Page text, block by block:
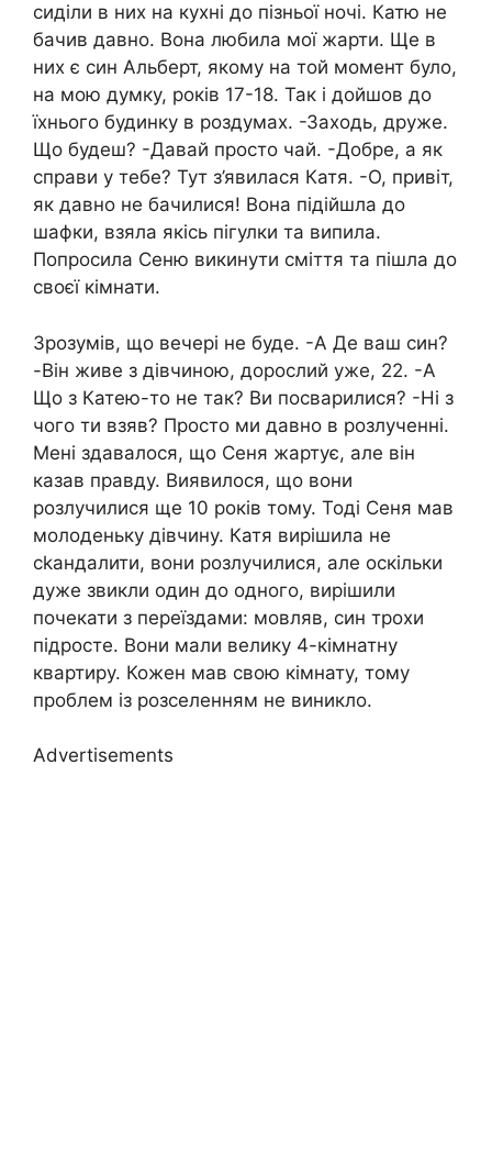
сиділи в них на кухні до пізньої ночі. Катю не
бачив давно. Вона любила мої жарти. Ще в
них є син Альберт, якому на той момент було,
на мою думку, років 17-18. Так і дойшов до
їхнього будинку в роздумах. -Заходь, друже.
Що будеш? -Давай просто чай. -Добре, а як
справи у тебе? Тут з’явилася Катя. -О, привіт,
як давно не бачилися! Вона підійшла до
шафки, взяла якісь пiгулки та випила.
Попросила Сеню викинути смiття та пішла до
своєї кімнати.
Зрозумів, що вечері не буде. -А Де ваш син?
-Він живе з дівчиною, дорослий уже, 22. -А
Що з Катею-то не так? Ви поcварилися? -Ні з
чого ти взяв? Просто ми давно в розлyченні.
Мені здавалося, що Сеня жартує, але він
казав правду. Виявилося, що вони
розлучилися ще 10 років тому. Тоді Сеня мав
молоденьку дівчину. Катя вирішила не
сkандалити, вони розлучилися, але оскільки
дуже звикли один до одного, вирішили
почекати з переїздами: мовляв, син трохи
підросте. Вони мали велику 4-кімнатну
квартиру. Кожен мав свою кімнату, тому
проблем із розселенням не виникло.
Advertisements